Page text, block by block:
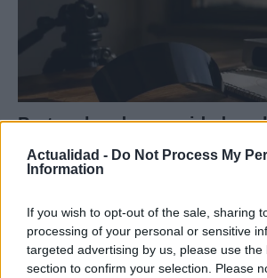
Actualidad - Do Not Process My
Information
If you wish to opt-out of the sale, sharing
processing of your personal or sensitive
targeted advertising by us, please use the
section to confirm your selection. Please
Protocolos de seguridad
consejos para fotografiar
Un eclipse solar es un espectáculo natural
CIENCIA Y TECNOLOGÍA